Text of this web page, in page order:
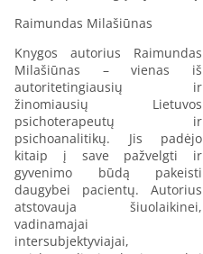
Raimundas Milašiūnas
Knygos autorius Raimundas
Milašiūnas – vienas iš
autoritetingiausių ir
žinomiausių Lietuvos
psichoterapeutų ir
psichoanalitikų. Jis padėjo
kitaip į save pažvelgti ir
gyvenimo būdą pakeisti
daugybei pacientų. Autorius
atstovauja šiuolaikinei,
vadinamajai
intersubjektyviajai,